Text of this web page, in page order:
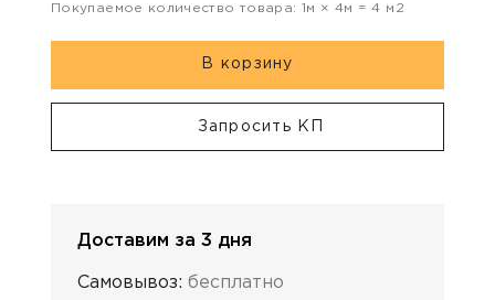
Покупаемое количество товара: 1 м × 4м =4 м2
В корзину
Запросить КП
Доставим за 3 дня
Самовывоз: бесплатно